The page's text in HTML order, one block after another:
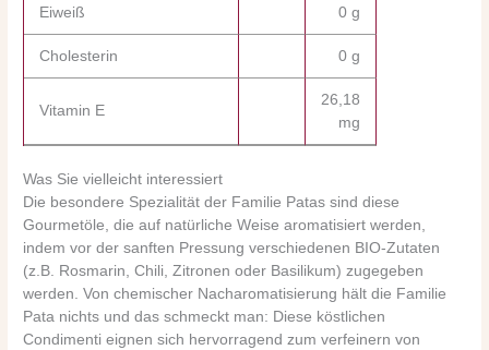
Eiweiß 0 g
Cholesterin 0 g
Vitamin E
26,18
mg
Was Sie vielleicht interessiert
Die besondere Spezialität der Familie Patas sind diese
Gourmetöle, die auf natürliche Weise aromatisiert werden,
indem vor der sanften Pressung verschiedenen BIO-Zutaten
(z.B. Rosmarin, Chili, Zitronen oder Basilikum) zugegeben
werden. Von chemischer Nacharomatisierung hält die Familie
Pata nichts und das schmeckt man: Diese köstlichen
Condimenti eignen sich hervorragend zum verfeinern von